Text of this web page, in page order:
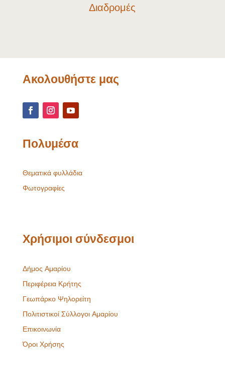
Διαδρομές
Ακολουθήστε μας
Πολυμέσα
Θεματικά φυλλάδια
Φωτογραφίες
Χρήσιμοι σύνδεσμοι
Δήμος Αμαρίου
Περιφέρεια Κρήτης
Γεωπάρκο Ψηλορείτη
Πολιτιστικοί Σύλλογοι Αμαρίου
Επικοινωνία
Όροι Χρήσης